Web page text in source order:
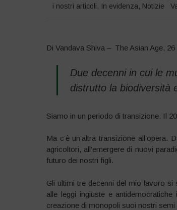
i nostri articoli, In evidenza, Notizie
Di Vandava Shiva – The Asian Age,
Due decenni in cui le
distrutto la biodiversità
Siamo in un periodo di transizione. Il
Ma c’è un’altra transizione
agricoltori, all’emergere di nuovi
futuro dei nostri figli.
Gli ultimi tre decenni del mio lavoro
alle leggi ingiuste e
creazione di monopoli suoi nostri